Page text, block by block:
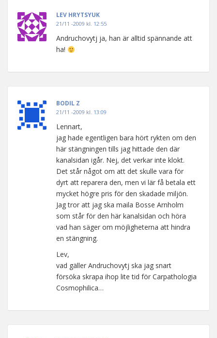
LEV HRYTSYUK
21/11 -2009 kl. 12:55
Andruchovytj ja, han är alltid spännande att
ha!
BODIL Z
21/11 -2009 kl. 13:09
Lennart,
jag hade egentligen bara hört rykten om den
här stängningen tills jag hittade den där
kanalsidan igår. Nej, det verkar inte klokt.
Det står något om att det skulle vara för
dyrt att reparera den, men vi lär få betala ett
mycket högre pris för den skadade miljön.
Jag tror att jag ska maila Bosse Arnholm
som står för den här kanalsidan och höra
vad han säger om möjligheterna att hindra
en stängning.
Lev,
vad gäller Andruchovytj ska jag snart
försöka skrapa ihop lite tid för Carpathologia
Cosmophilica…